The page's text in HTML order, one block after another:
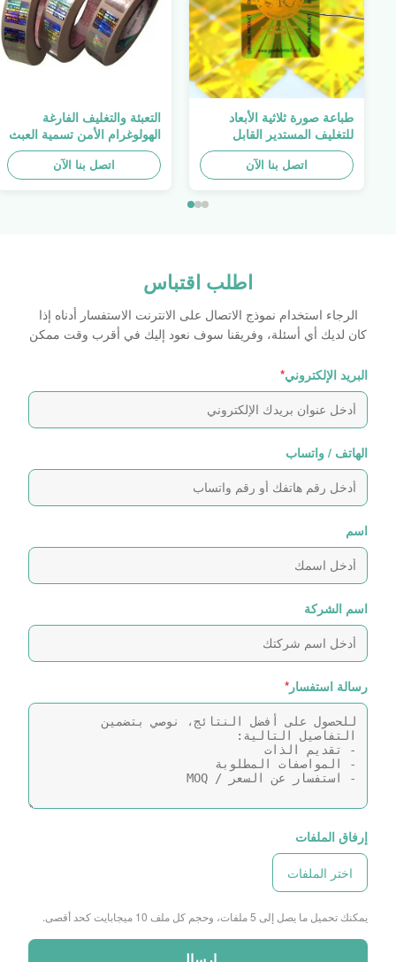
طباعة صورة ثلاثية الأبعاد
للتغليف المستدير القابل
للطباعة ، الملصق الأصلي ،
صفائح لاصقة ذاتية اللصق
اتصل بنا الآن
التعبئة والتغليف الفارغة
الهولوغرام الأمن تسمية العبث
واضح ملصق الهولوغرام شعار
الليزر
اتصل بنا الآن
اطلب اقتباس
الرجاء استخدام نموذج الاتصال على الانترنت الاستفسار أدناه إذا
كان لديك أي أسئلة، وفريقنا سوف نعود إليك في أقرب وقت ممكن
البريد الإلكتروني*
الهاتف / واتساب
اسم
اسم الشركة
رسالة استفسار *
إرفاق الملفات
اختر الملفات
يمكنك تحميل ما يصل إلى 5 ملفات، وحجم كل ملف 10 ميجابايت كحد أقصى.